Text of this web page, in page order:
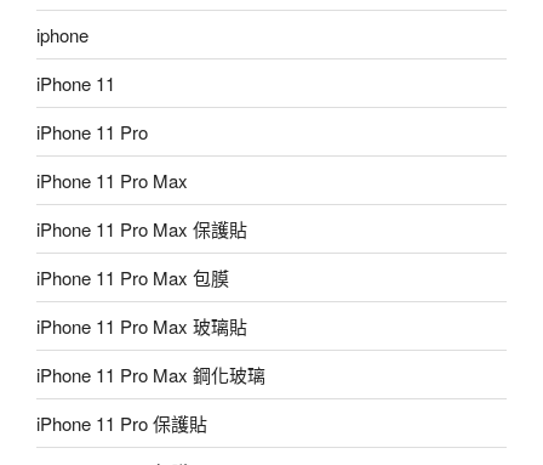
iphone
iPhone 11
iPhone 11 Pro
iPhone 11 Pro Max
iPhone 11 Pro Max 保護貼
iPhone 11 Pro Max 包膜
iPhone 11 Pro Max 玻璃貼
iPhone 11 Pro Max 鋼化玻璃
iPhone 11 Pro 保護貼